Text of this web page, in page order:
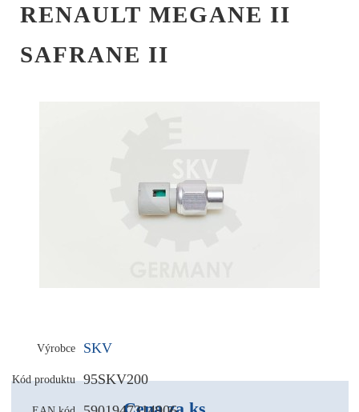
RENAULT MEGANE II
SAFRANE II
Výrobce SKV
Kód produktu 95SKV200